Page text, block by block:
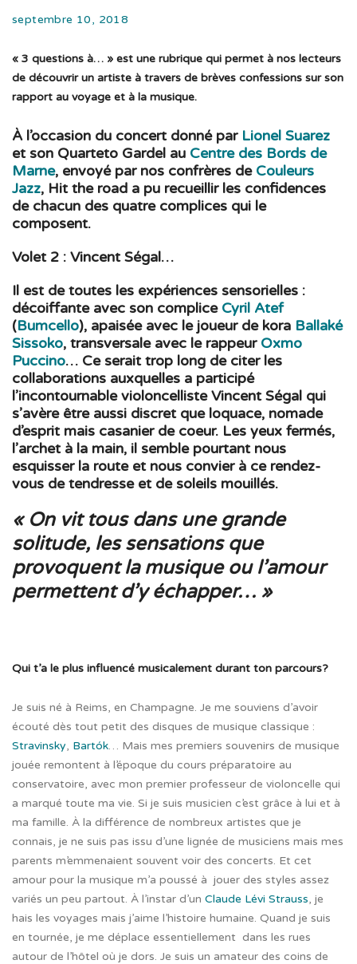
septembre 10, 2018
« 3 questions à… » est une rubrique qui permet à nos lecteurs
de découvrir un artiste à travers de brèves confessions sur son
rapport au voyage et à la musique.
À l’occasion du concert donné par Lionel Suarez
et son Quarteto Gardel au Centre des Bords de
Marne, envoyé par nos confrères de Couleurs
Jazz, Hit the road a pu recueillir les confidences
de chacun des quatre complices qui le
composent.
Volet 2 : Vincent Ségal…
Il est de toutes les expériences sensorielles :
décoiffante avec son complice Cyril Atef
(Bumcello), apaisée avec le joueur de kora Ballaké
Sissoko, transversale avec le rappeur Oxmo
Puccino… Ce serait trop long de citer les
collaborations auxquelles a participé
l’incontournable violoncelliste Vincent Ségal qui
s’avère être aussi discret que loquace, nomade
d’esprit mais casanier de coeur. Les yeux fermés,
l’archet à la main, il semble pourtant nous
esquisser la route et nous convier à ce rendez-
vous de tendresse et de soleils mouillés.
« On vit tous dans une grande
solitude, les sensations que
provoquent la musique ou l’amour
permettent d’y échapper… »
Qui t’a le plus influencé musicalement durant ton parcours?
Je suis né à Reims, en Champagne. Je me souviens d’avoir
écouté dès tout petit des disques de musique classique :
Stravinsky, Bartók… Mais mes premiers souvenirs de musique
jouée remontent à l’époque du cours préparatoire au
conservatoire, avec mon premier professeur de violoncelle qui
a marqué toute ma vie. Si je suis musicien c’est grâce à lui et à
ma famille. À la différence de nombreux artistes que je
connais, je ne suis pas issu d’une lignée de musiciens mais mes
parents m’emmenaient souvent voir des concerts. Et cet
amour pour la musique m’a poussé à jouer des styles assez
variés un peu partout. À l’instar d’un Claude Lévi Strauss, je
hais les voyages mais j’aime l’histoire humaine. Quand je suis
en tournée, je me déplace essentiellement dans les rues
autour de l’hôtel où je dors. Je suis un amateur des coins de